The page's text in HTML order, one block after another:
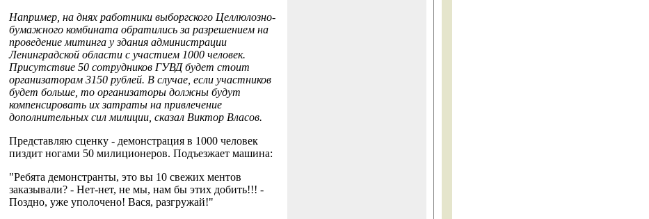
Например, на днях работники выборгского Целлюлозно-
бумажного комбината обратились за разрешением на
проведение митинга у здания администрации
Ленинградской области с участием 1000 человек.
Присутствие 50 сотрудников ГУВД будет стоит
организаторам 3150 рублей. В случае, если участников
будет больше, то организаторы должны будут
компенсировать их затраты на привлечение
дополнительных сил милиции, сказал Виктор Власов.
Представляю сценку - демонстрация в 1000 человек
пиздит ногами 50 милиционеров. Подъезжает машина:
"Ребята демонстранты, это вы 10 свежих ментов
заказывали? - Нет-нет, не мы, нам бы этих добить!!! -
Поздно, уже уполочено! Вася, разгружай!"